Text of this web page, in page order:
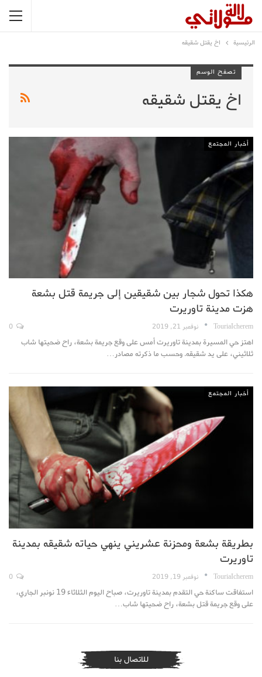
الرئيسية اخ يقتل شقيقه
تصفح الوسم
اخ يقتل شقيقه
أخبار المجتمع
هكذا تحول شجار بين شقيقين إلى جريمة قتل بشعة
هزت مدينة تاوريرت
TouriaIcherem نوفمبر 21, 2019
اهتز حي المسيرة بمدينة تاوريرت أمس على وقع جريمة بشعة، راح ضحيتها شاب
ثلاثيني، على يد شقيقه. وحسب ما ذكرته مصادر…
أخبار المجتمع
بطريقة بشعة ومحزنة عشريني ينهي حياته شقيقه بمدينة
تاوريرت
TouriaIcherem نوفمبر 19, 2019
استفاقت ساكنة حي التقدم بمدينة تاوريرت، صباح اليوم الثلاثاء 19 نونبر الجاري،
على وقع جريمة قتل بشعة، راح ضحيتها شاب…
للاتصال بنا